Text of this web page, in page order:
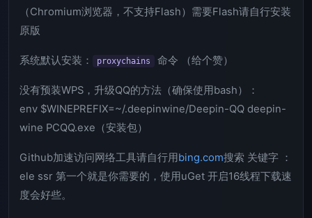
（Chromium浏览器，不支持Flash）需要Flash请自行安装
原版
系统默认安装： proxychains 命令 （给个赞）
没有预装WPS，升级QQ的方法（确保使用bash）：
env $WINEPREFIX=~/.deepinwine/Deepin-QQ deepin-
wine PCQQ.exe（安装包）
Github加速访问网络工具请自行用bing.com搜索 关键字 ：
ele ssr 第一个就是你需要的，使用uGet 开启16线程下载速
度会好些。